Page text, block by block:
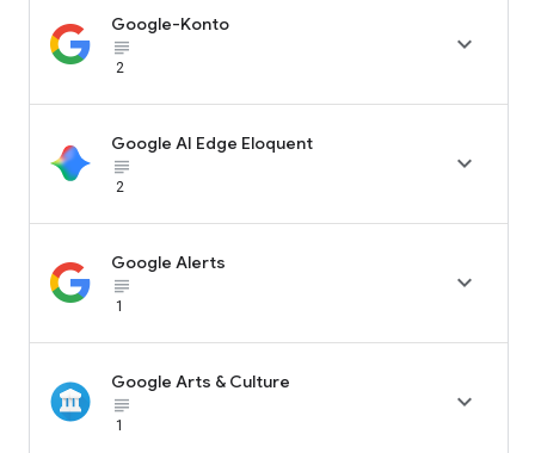
Google-Konto
subject_black
2

Google AI Edge Eloquent
subject_black
2

Google Alerts
subject_black
1

Google Arts & Culture
subject_black
1
